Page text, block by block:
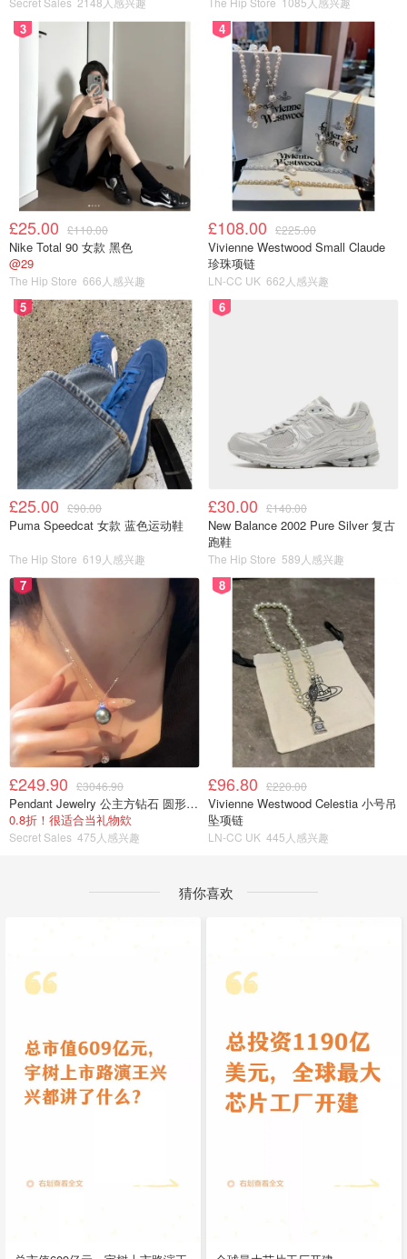
3
£25.00 £110.00
Nike Total 90 女款 黑色
@29
The Hip Store 666人感兴趣
4
£108.00 £225.00
Vivienne Westwood Small Claude
珍珠项链
LN-CC UK 662人感兴趣
5
£25.00 £90.00
Puma Speedcat 女款 蓝色运动鞋
The Hip Store 619人感兴趣
6
£30.00 £140.00
New Balance 2002 Pure Silver 复古
跑鞋
The Hip Store 589人感兴趣
7
£249.90 £3046.90
Pendant Jewelry 公主方钻石 圆形大溪地珍珠吊坠 11-12mm
0.8折！很适合当礼物欸
Secret Sales 475人感兴趣
8
£96.80 £220.00
Vivienne Westwood Celestia 小号吊
坠项链
LN-CC UK 445人感兴趣
猜你喜欢